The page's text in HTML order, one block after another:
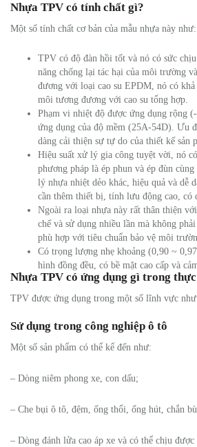
Nhựa TPV có tính chất gì?
Một số tính chất cơ bản của mẫu nhựa này như:
TPV có độ đàn hồi tốt và nó có sức
năng chống lại tác hại của môi trường
đương với loại cao su EPDM, nó có khả
môi tương đương với cao su tổng hợp.
Phạm vi nhiệt độ được ứng dụng rộng
ứng dụng của độ mềm (25A-54D). Ưu
dàng cải thiện sự tự do của thiết kế sản
Hiệu suất xử lý gia công tuyệt vời, nó
phương pháp là ép phun và ép đùn
lý nhựa nhiệt dẻo khác, hiệu quả và dễ
cần thêm thiết bị, tính lưu động cao, có
Ngoài ra loại nhựa này rất thân thiện
chế và sử dụng nhiều lần mà không
phù hợp với tiêu chuẩn bảo vệ môi
Có trọng lượng nhẹ khoảng (0,90 ~
hình đồng đều, có bề mặt cao cấp và
Nhựa TPV có ứng dụng gì trong
TPV được ứng dụng trong một số lĩnh vực
Sử dụng trong công nghiệp ô tô
Một số sản phẩm có thể kể đến như:
– Dòng niêm phong xe, con dấu;
– Che bụi ô tô, đệm, ống thổi, ống hút, chắn
– Dòng đánh lửa cao áp xe và có thể chịu